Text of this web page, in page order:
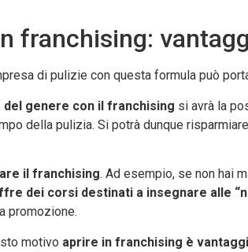
franchising:
di pulizie con questa formula può
del genere con il franchising si avrà la
della pulizia. Si potrà dunque
il franchising. Ad esempio, se non hai
dei corsi destinati a insegnare alle
promozione.
motivo aprire in franchising è